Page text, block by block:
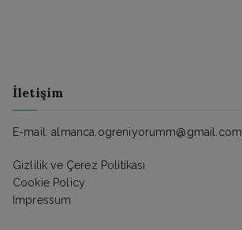
İletişim
E-mail: almanca.ogreniyorumm@gmail.com
Gizlilik ve Çerez Politikası
Cookie Policy
Impressum